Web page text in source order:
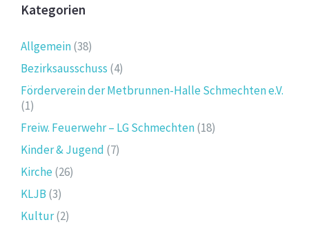
Kategorien
Allgemein(38)
Bezirksausschuss (4)
Förderverein der Metbrunnen-Halle Schmechten e.V.
(1)
Freiw. Feuerwehr – LG Schmechten(18)
Kinder & Jugend (7)
Kirche(26)
KLJB (3)
Kultur(2)